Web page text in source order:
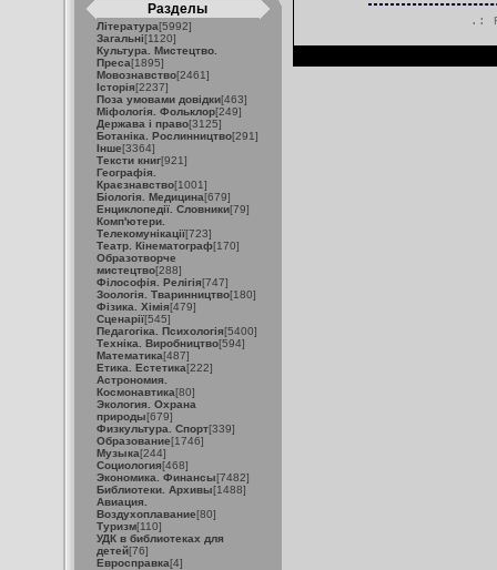
Разделы
Література[5992]
Загальні[1120]
Культура. Мистецтво.
Преса[1895]
Мовознавство[2461]
Історія[2237]
Поза умовами довідки[463]
Міфологія. Фольклор[249]
Держава і право[3125]
Ботаніка. Рослинництво[291]
Інше[3364]
Тексти книг[921]
Географія.
Краєзнавство[1001]
Біологія. Медицина[679]
Енциклопедії. Словники[79]
Комп'ютери.
Телекомунікації[723]
Театр. Кінематограф[170]
Образотворче
мистецтво[288]
Філософія. Релігія[747]
Зоологія. Тваринництво[180]
Фізика. Хімія[479]
Сценарії[545]
Педагогіка. Психологія[5400]
Техніка. Виробництво[594]
Математика[487]
Етика. Естетика[222]
Астрономия.
Космонавтика[80]
Экология. Охрана
природы[679]
Физкультура. Спорт[339]
Образование[1746]
Музыка[244]
Социология[468]
Экономика. Финансы[7482]
Библиотеки. Архивы[1488]
Авиация.
Воздухоплавание[80]
Туризм[110]
УДК в библиотеках для
детей[76]
Евросправка[4]
.: